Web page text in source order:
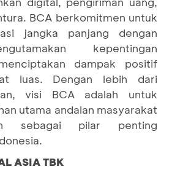
BCA berkomitmen untuk
jangka panjang dengan
kepentingan
dampak positif
luas. Dengan lebih dari
visi BCA adalah untuk
utama andalan masyarakat
sebagai pilar penting
ASIA TBK